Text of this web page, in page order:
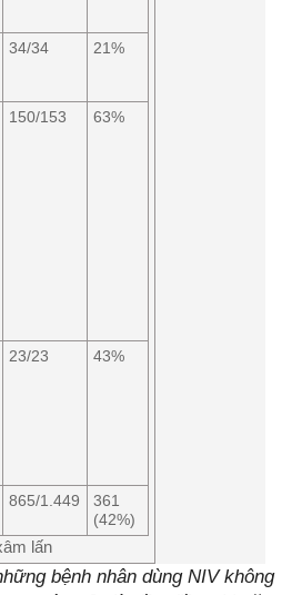
34/34 21%
150/153 63%
23/23 43%
865/1.449
361
(42%)
lấn
bệnh nhân dùng NIV không